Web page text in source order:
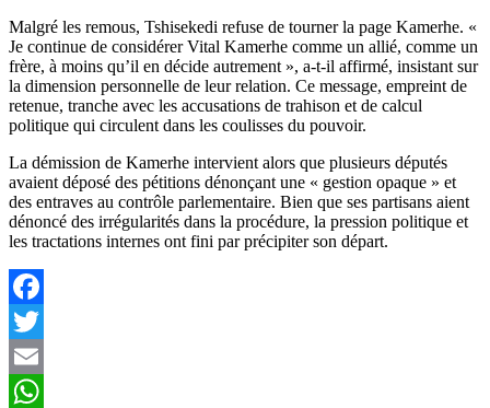
Malgré les remous, Tshisekedi refuse de tourner la page Kamerhe. «
Je continue de considérer Vital Kamerhe comme un allié, comme un
frère, à moins qu’il en décide autrement », a-t-il affirmé, insistant sur
la dimension personnelle de leur relation. Ce message, empreint de
retenue, tranche avec les accusations de trahison et de calcul
politique qui circulent dans les coulisses du pouvoir.
‎La démission de Kamerhe intervient alors que plusieurs députés
avaient déposé des pétitions dénonçant une « gestion opaque » et
des entraves au contrôle parlementaire. Bien que ses partisans aient
dénoncé des irrégularités dans la procédure, la pression politique et
les tractations internes ont fini par précipiter son départ.
Facebook
Twitter
Email